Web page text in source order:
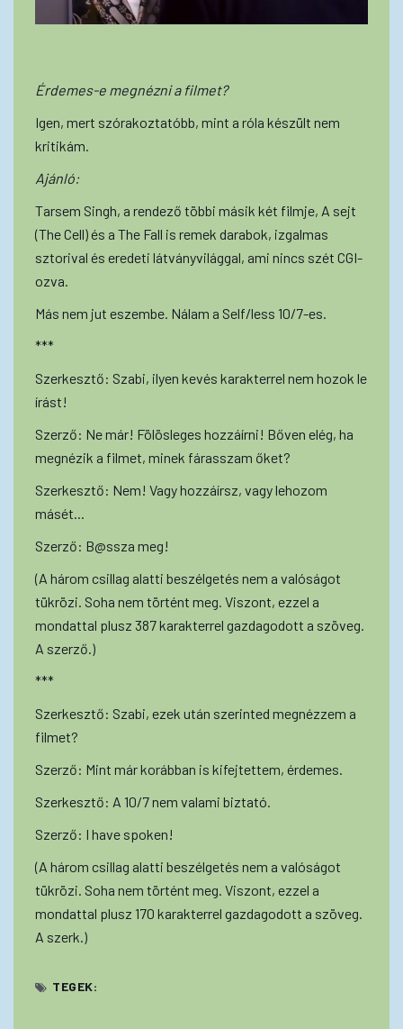
Érdemes-e megnézni a filmet?
Igen, mert szórakoztatóbb, mint a róla készült nem
kritikám.
Ajánló:
Tarsem Singh, a rendező többi másik két filmje, A sejt
(The Cell) és a The Fall is remek darabok, izgalmas
sztorival és eredeti látványvilággal, ami nincs szét CGI-
ozva.
Más nem jut eszembe. Nálam a Self/less 10/7-es.
***
Szerkesztő: Szabi, ilyen kevés karakterrel nem hozok le
írást!
Szerző: Ne már! Fölösleges hozzáírni! Bőven elég, ha
megnézik a filmet, minek fárasszam őket?
Szerkesztő: Nem! Vagy hozzáírsz, vagy lehozom
másét...
Szerző: B@ssza meg!
(A három csillag alatti beszélgetés nem a valóságot
tükrözi. Soha nem történt meg. Viszont, ezzel a
mondattal plusz 387 karakterrel gazdagodott a szöveg.
A szerző.)
***
Szerkesztő: Szabi, ezek után szerinted megnézzem a
filmet?
Szerző: Mint már korábban is kifejtettem, érdemes.
Szerkesztő: A 10/7 nem valami biztató.
Szerző: I have spoken!
(A három csillag alatti beszélgetés nem a valóságot
tükrözi. Soha nem történt meg. Viszont, ezzel a
mondattal plusz 170 karakterrel gazdagodott a szöveg.
A szerk.)
TEGEK: